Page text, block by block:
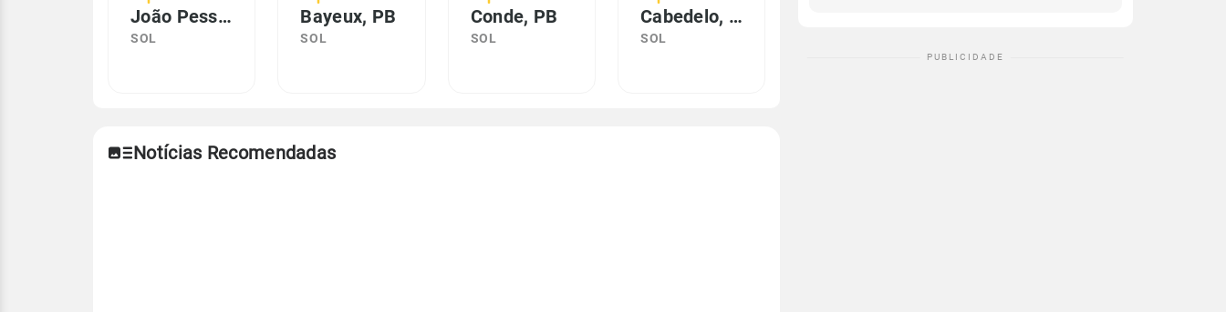
João Pessoa, PB
SOL
Bayeux, PB
SOL
Conde, PB
SOL
Cabedelo, PB
SOL
Notícias Recomendadas